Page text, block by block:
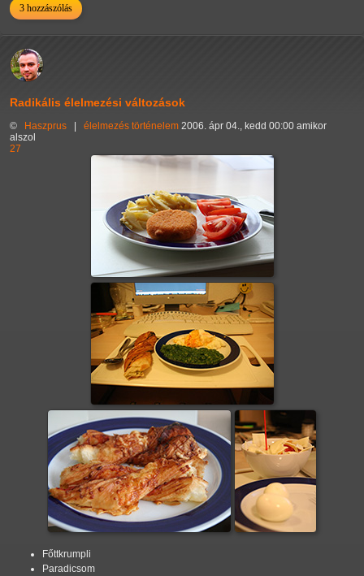
3 hozzászólás
Radikális élelmezési változások
© Haszprus élelmezés történelem 2006. ápr 04., kedd 00:00 amikor
alszol
27
Főttkrumpli
Paradicsom